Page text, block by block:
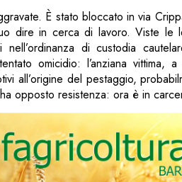
È stato bloccato in via
dire in cerca di lavoro. Viste le
di custodia
omicidio: l’anziana vittima,
all’origine del pestaggio,
opposto resistenza: ora è in